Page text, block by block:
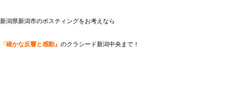
新潟県新潟市のポスティングをお考えなら
『確かな反響と感動』 のクラシード新潟中央まで！